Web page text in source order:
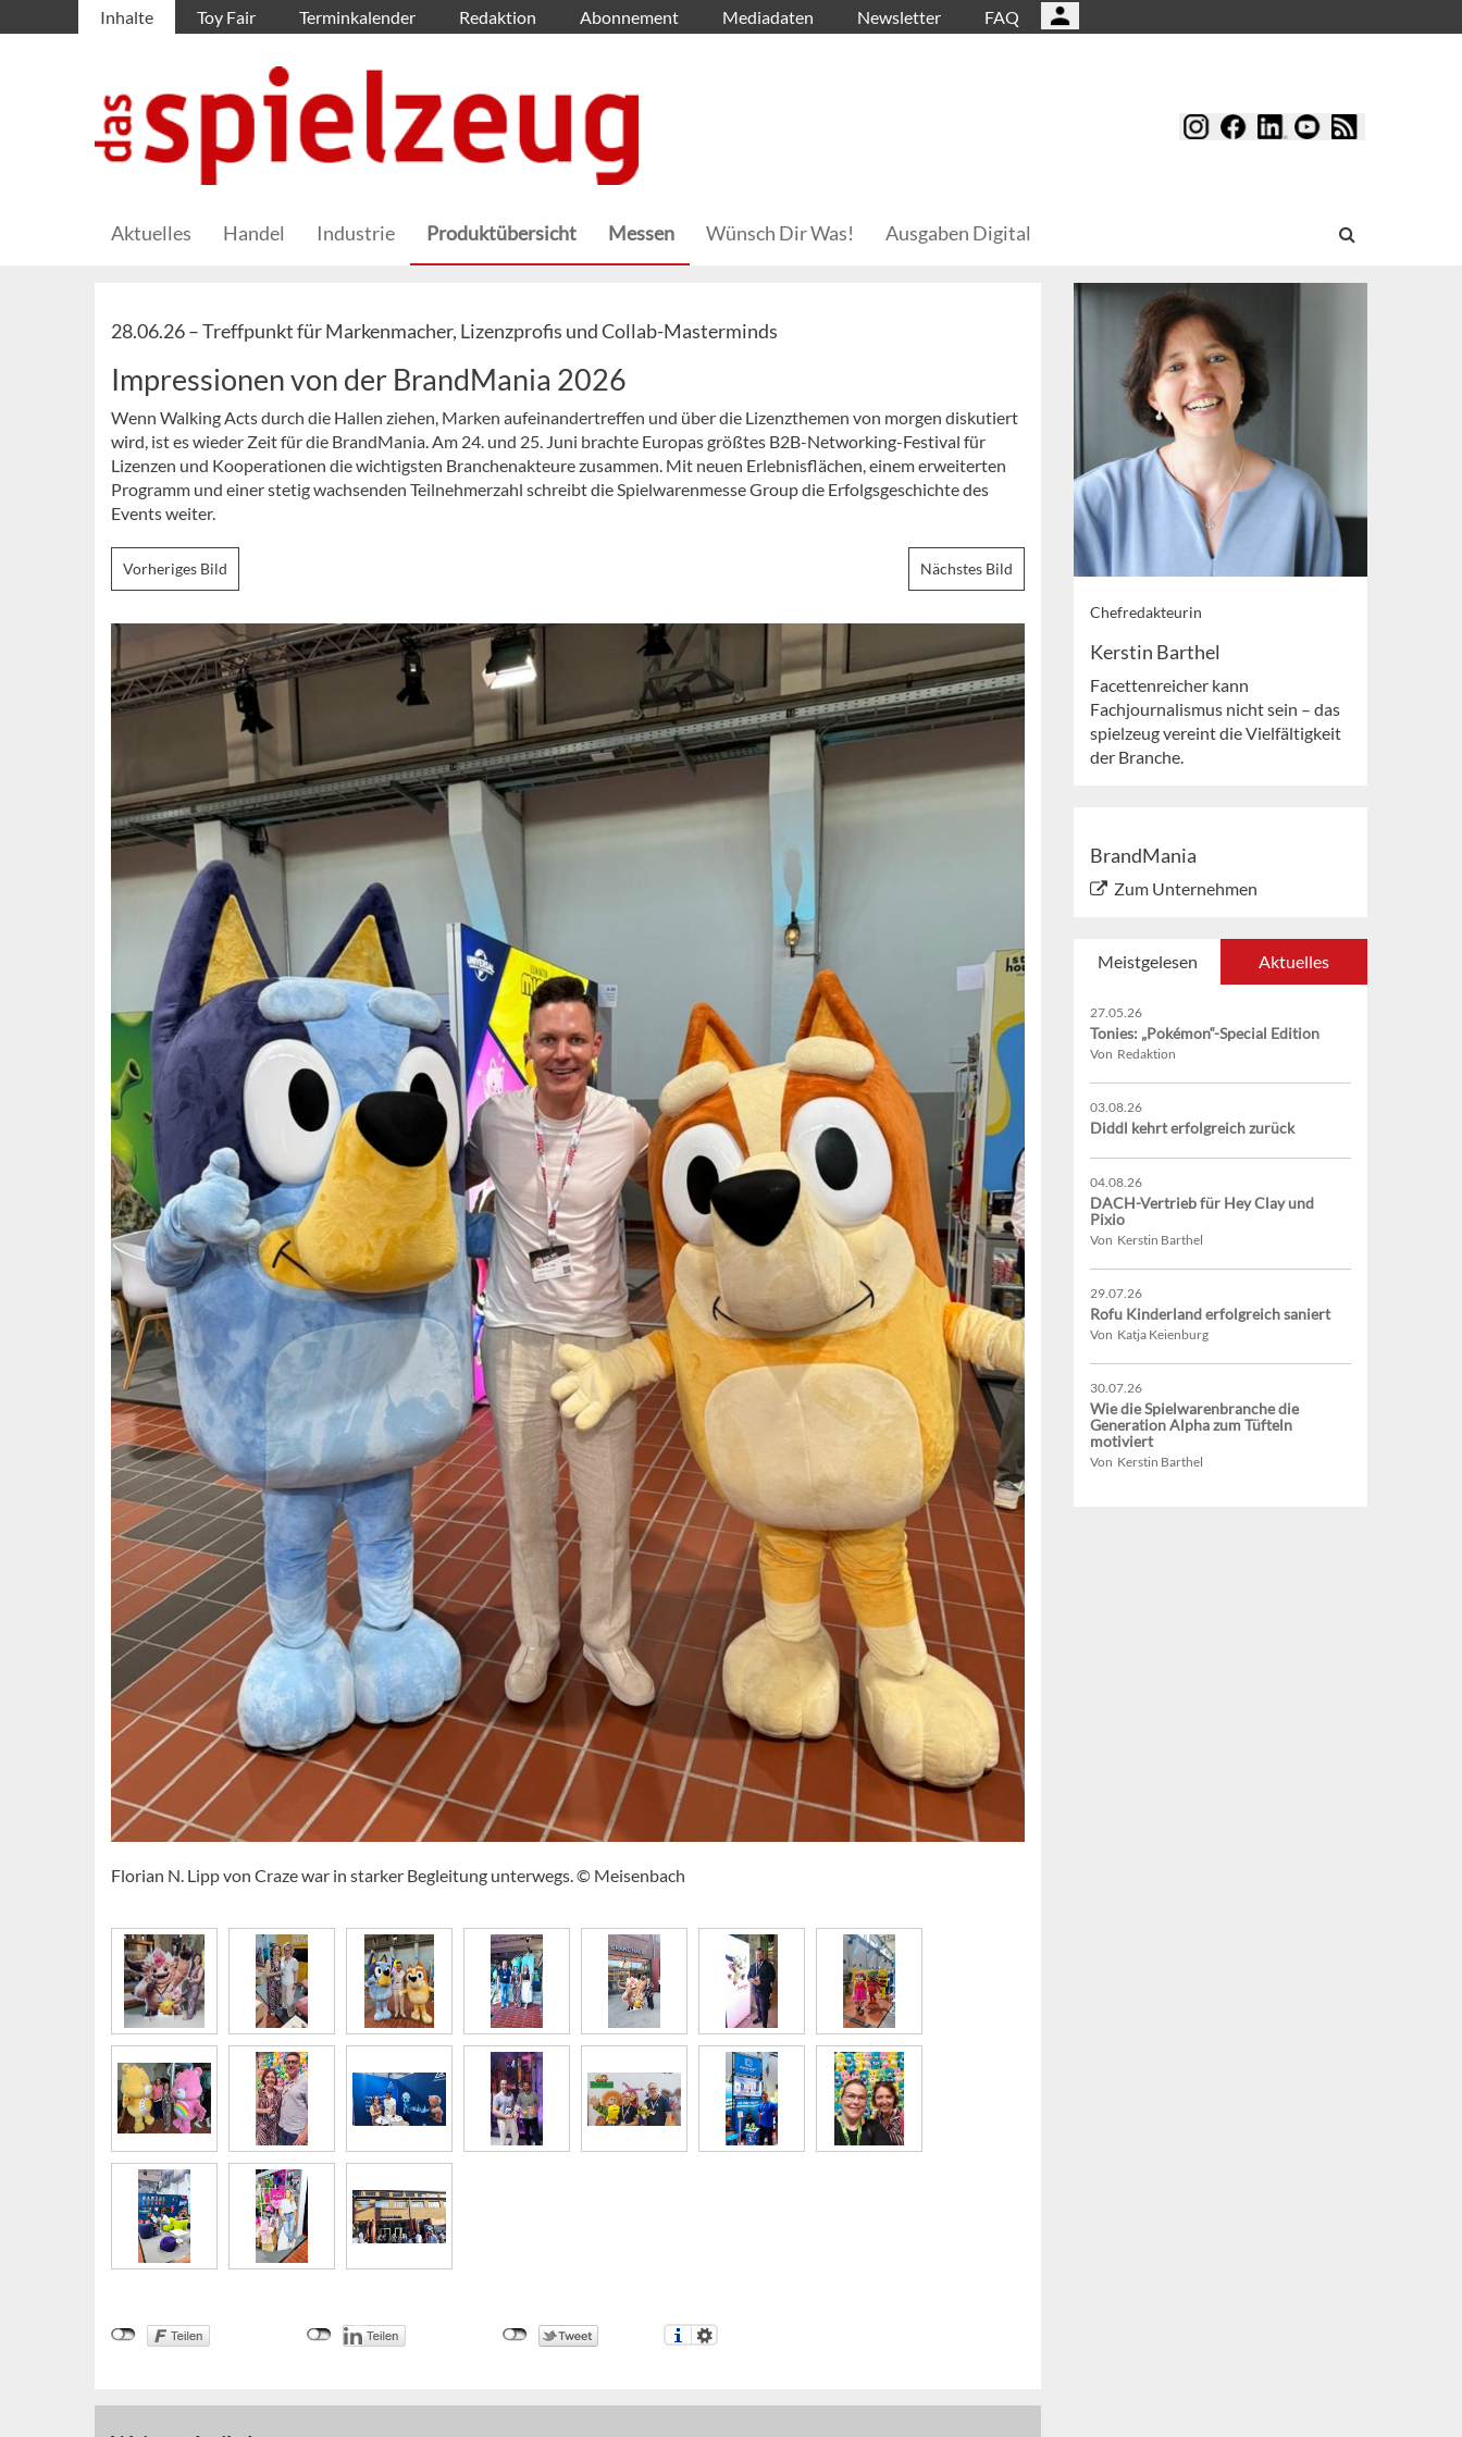
Inhalte Toy Fair Terminkalender Redaktion Abonnement Mediadaten Newsletter FAQ
Aktuelles Handel Industrie Produktübersicht Messen Wünsch Dir Was! Ausgaben Digital
28.06.26 –Treffpunkt für Markenmacher, Lizenzprofis und Collab-Masterminds
Impressionen von der BrandMania 2026
Wenn Walking Acts durch die Hallen ziehen, Marken aufeinandertreffen und über die Lizenzthemen von morgen diskutiert
wird, ist es wieder Zeit für die BrandMania. Am 24. und 25. Juni brachte Europas größtes B2B-Networking-Festival für
Lizenzen und Kooperationen die wichtigsten Branchenakteure zusammen. Mit neuen Erlebnisflächen, einem erweiterten
Programm und einer stetig wachsenden Teilnehmerzahl schreibt die Spielwarenmesse Group die Erfolgsgeschichte des
Events weiter.
Vorheriges Bild Nächstes Bild
Florian N. Lipp von Craze war in starker Begleitung unterwegs. © Meisenbach
Chefredakteurin
Kerstin Barthel
Facettenreicher kann
Fachjournalismus nicht sein – das
spielzeug vereint die Vielfältigkeit
der Branche.
BrandMania
Zum Unternehmen
Meistgelesen Aktuelles
27.05.26
Tonies: „Pokémon“-Special Edition
Von Redaktion
03.08.26
Diddl kehrt erfolgreich zurück
04.08.26
DACH-Vertrieb für Hey Clay und
Pixio
Von Kerstin Barthel
29.07.26
Rofu Kinderland erfolgreich saniert
Von Katja Keienburg
30.07.26
Wie die Spielwarenbranche die
Generation Alpha zum Tüfteln
motiviert
Von Kerstin Barthel